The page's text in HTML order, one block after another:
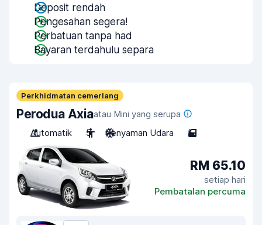
Deposit rendah
Pengesahan segera!
Perbatuan tanpa had
Bayaran terdahulu separa
Perkhidmatan cemerlang
Perodua Axiaatau Mini yang serupa
Automatik
5 Penyaman Udara 5
RM 65.10
setiap hari
Pembatalan percuma